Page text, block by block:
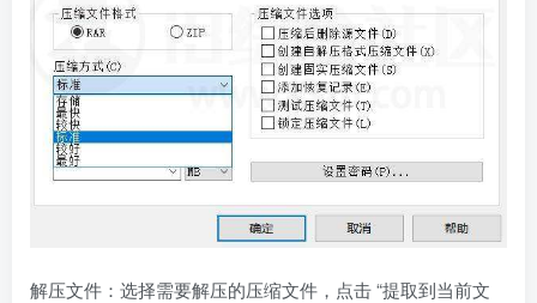
解压文件：选择需要解压的压缩文件，点击 “提取到当前文